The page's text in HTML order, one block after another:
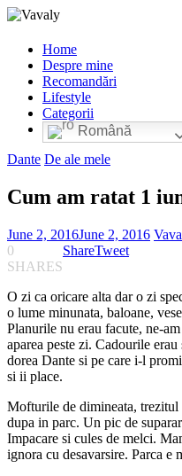
Home
Despre mine
Recomandări
Lifestyle
Categorii
Română
Dante De ale mele
Cum am ratat 1
June 2, 2016June 2, 2016
0
SHARES
ShareTweet
O zi ca oricare alta dar o zi
o lume minunata, baloane,
Planurile nu erau facute, ne-
aparea peste zi. Cadourile
dorea Dante si pe care i-l
si ii place.
Mofturile de dimineata, trezitul
dupa in parc. Un pic de
Impacare si cules de melci.
ignora cu desavarsire. Parca